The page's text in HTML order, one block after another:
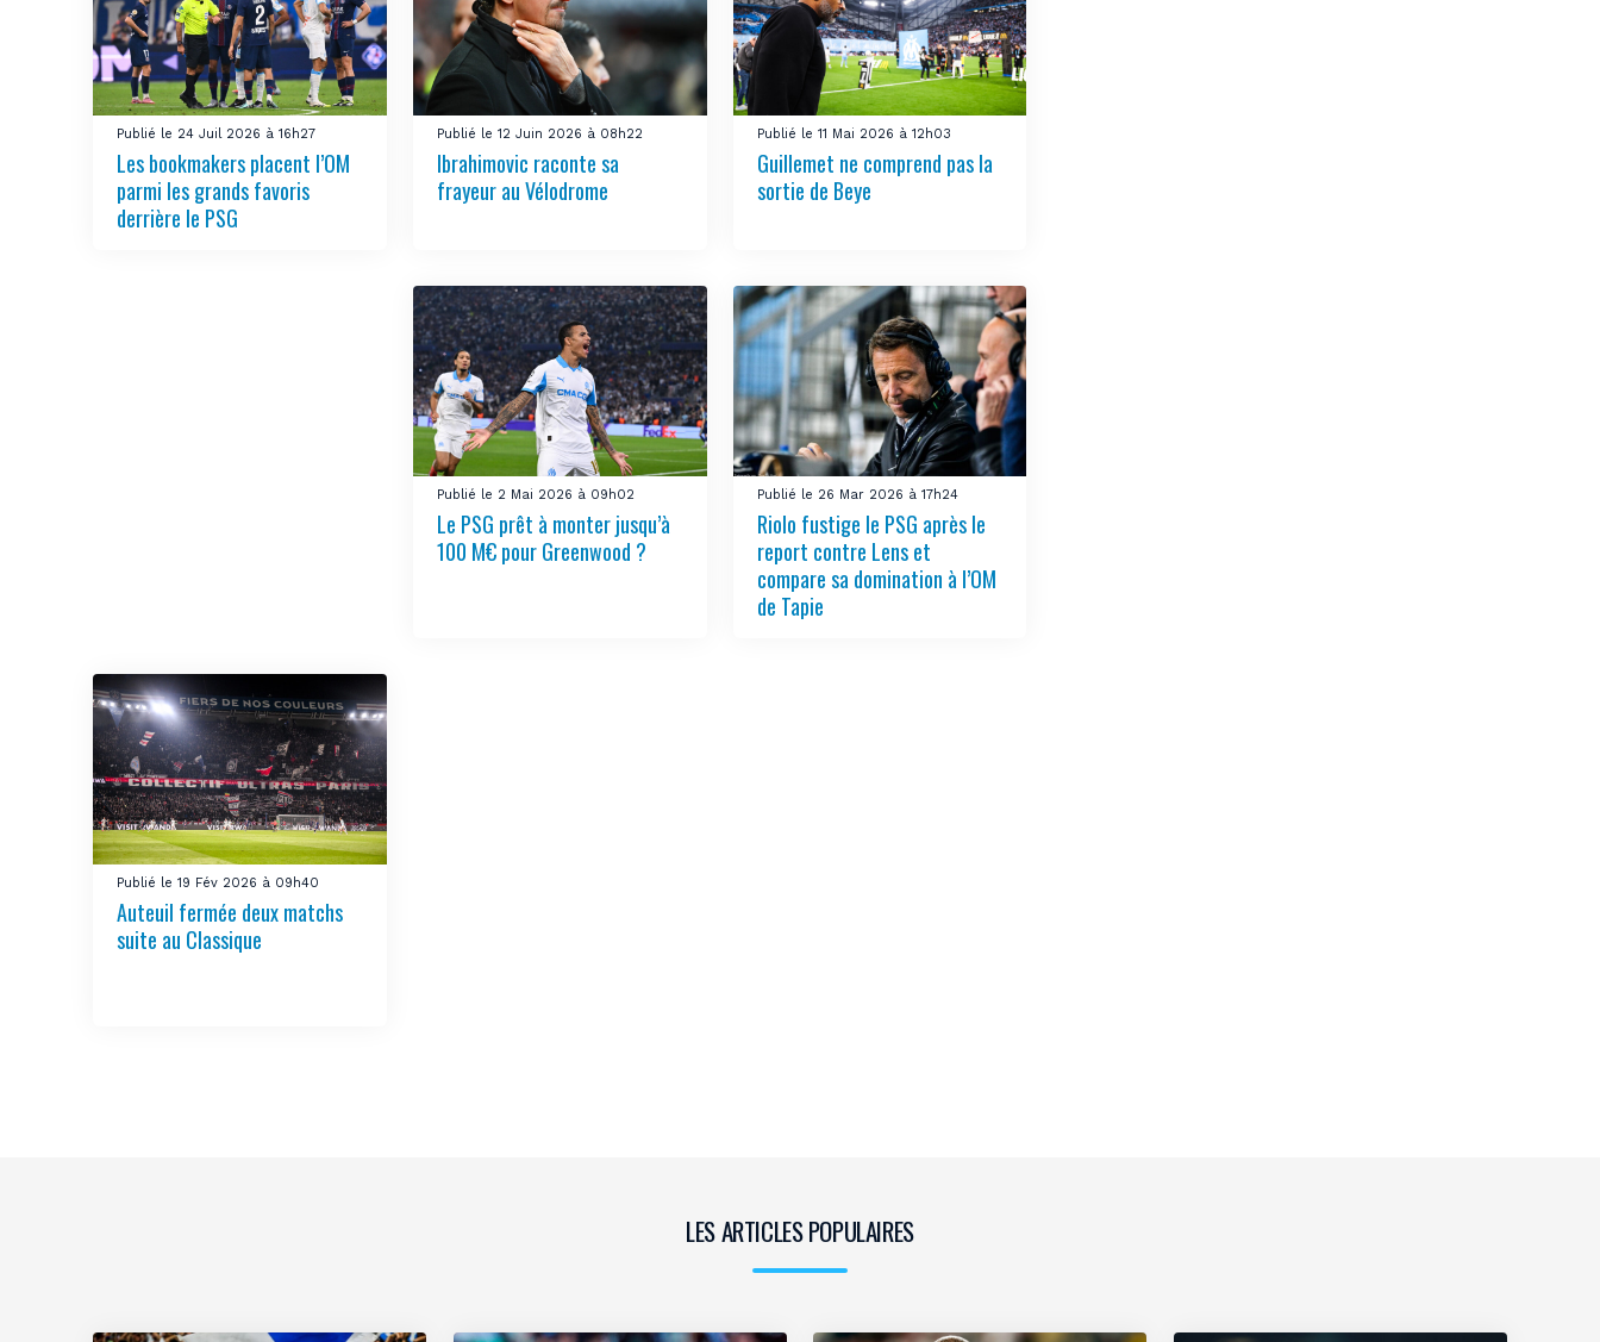
Publié le 24 Juil 2026 à 16h27
Les bookmakers placent l’OM
parmi les grands favoris
derrière le PSG
Publié le 12 Juin 2026 à 08h22
Ibrahimovic raconte sa
frayeur au Vélodrome
Publié le 11 Mai 2026 à 12h03
Guillemet ne comprend pas la
sortie de Beye
Publié le 2 Mai 2026 à 09h02
Le PSG prêt à monter jusqu’à
100 M€ pour Greenwood ?
Publié le 26 Mar 2026 à 17h24
Riolo fustige le PSG après le
report contre Lens et
compare sa domination à l’OM
de Tapie
Publié le 19 Fév 2026 à 09h40
Auteuil fermée deux matchs
suite au Classique
LES ARTICLES POPULAIRES